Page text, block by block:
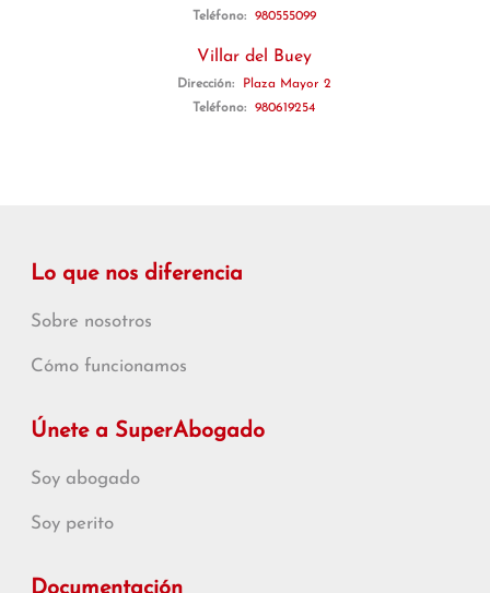
Teléfono:
980555099
Villar del Buey
Dirección:
Plaza Mayor 2
Teléfono:
980619254
Lo que nos diferencia
Sobre nosotros
Cómo funcionamos
Únete a SuperAbogado
Soy abogado
Soy perito
Documentación